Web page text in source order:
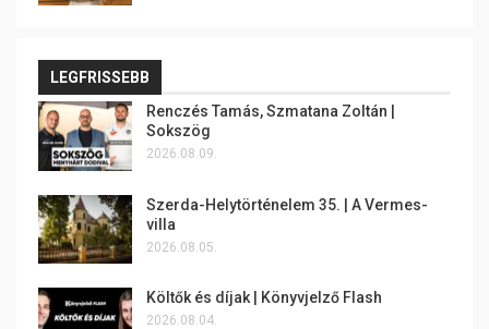
LEGFRISSEBB
Renczés Tamás, Szmatana Zoltán |
Sokszög
2026.08.09.
Szerda-Helytörténelem 35. | A Vermes-
villa
2026.08.05.
Költők és díjak | Könyvjelző Flash
2026.08.04.